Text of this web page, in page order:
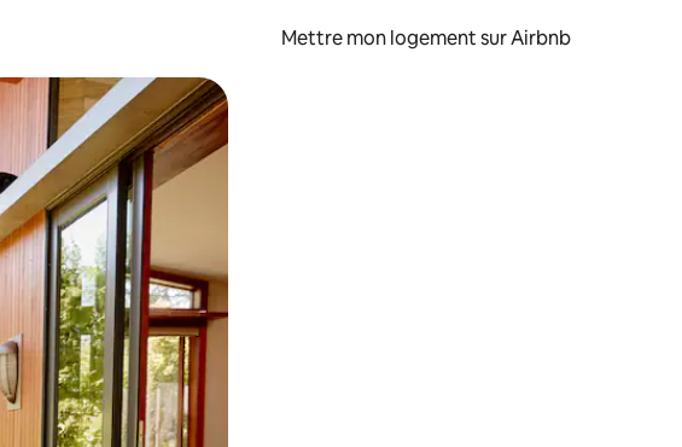
Mettre mon logement sur Airbnb